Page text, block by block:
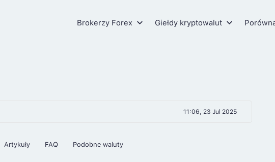
Brokerzy Forex Giełdy kryptowalut
11:06, 23 Jul 2025
Artykuły FAQ Podobne waluty